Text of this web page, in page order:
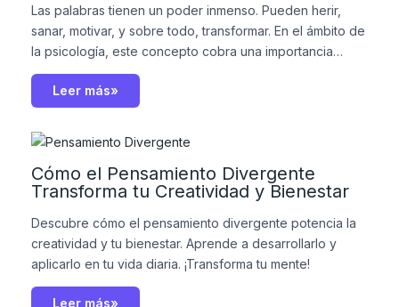
Las palabras tienen un poder inmenso. Pueden herir,
sanar, motivar, y sobre todo, transformar. En el ámbito de
la psicología, este concepto cobra una importancia…
Leer más»
Cómo el Pensamiento Divergente
Transforma tu Creatividad y Bienestar
Descubre cómo el pensamiento divergente potencia la
creatividad y tu bienestar. Aprende a desarrollarlo y
aplicarlo en tu vida diaria. ¡Transforma tu mente!
Leer más»